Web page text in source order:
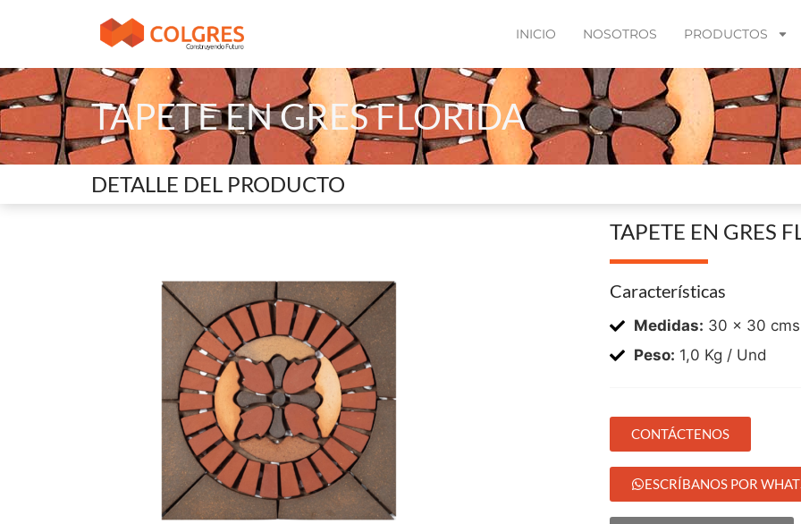
INICIO NOSOTROS PRODUCTOS
TAPETE EN GRES FLORIDA
DETALLE DEL PRODUCTO
TAPETE EN GRES
Características
Medidas: 30 x 30 cms
Peso: 1,0 Kg / Und
CONTÁCTENOS
ESCRÍBANOS POR